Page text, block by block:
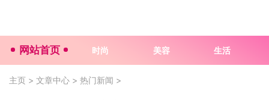
网站首页 时尚 美容 生活
主页 > 文章中心 > 热门新闻 >